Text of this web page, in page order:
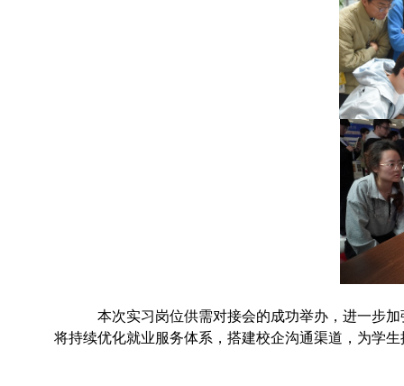
本次实习岗位供需对接会的成功举办，进一步
将持续优化就业服务体系，搭建校企沟通渠道，为学